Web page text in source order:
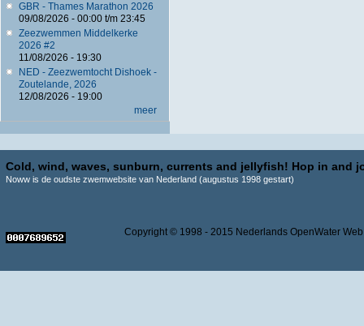
GBR - Thames Marathon 2026
09/08/2026 - 00:00t/m 23:45
Zeezwemmen Middelkerke
2026 #2
11/08/2026 - 19:30
NED - Zeezwemtocht Dishoek -
Zoutelande, 2026
12/08/2026 - 19:00
meer
Cold, wind, waves, sunburn, currents and jellyfish! Hop in and
Noww is de oudste zwemwebsite van Nederland (augustus 1998 gestart)
Copyright © 1998 - 2015 Nederlands OpenWater